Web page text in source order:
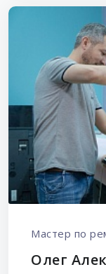
Мастер по
Олег